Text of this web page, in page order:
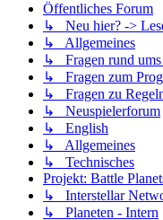
Öffentliches Forum
↳ Neu hier? ->
↳ Allgemeines
↳ Fragen rund ums
↳ Fragen zum
↳ Fragen zu
↳ Neuspielerforum
↳ English
↳ Allgemeines
↳ Technisches
Projekt: Battle
↳ Interstellar
↳ Planeten - Intern